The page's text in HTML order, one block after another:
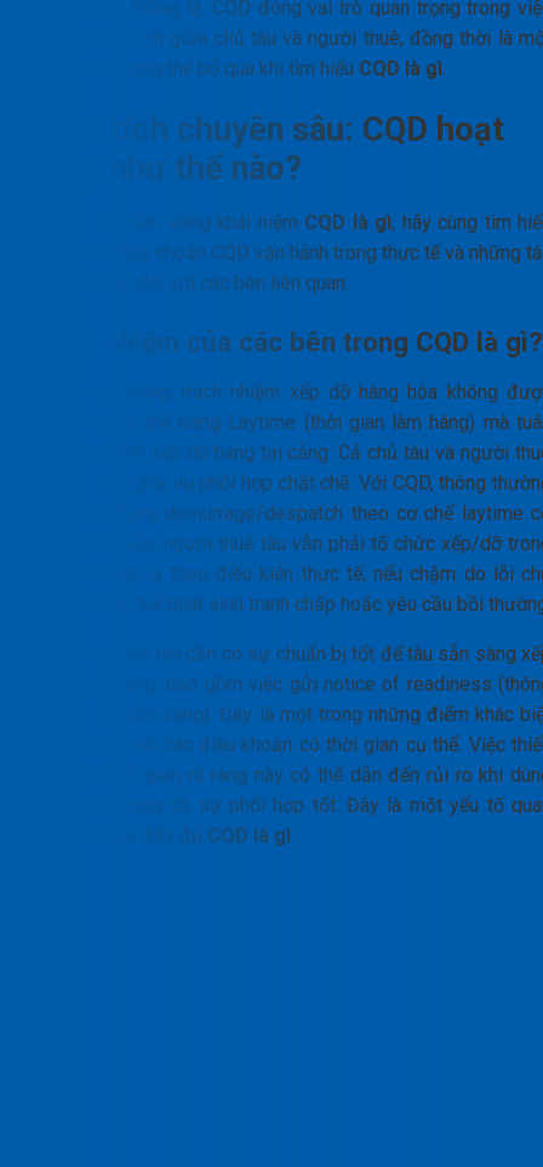
có thể theo thông lệ. CQD đóng vai trò quan trọng trong
cân bằng lợi ích giữa chủ tàu và người thuê, đồng thời là
khía cạnh không thể bỏ qua khi tìm hiểu CQD là gì
Phân tích chuyên sâu: CQD hoạt
động như thế nào?
Sau khi đã nắm vững khái niệm CQD là gì, hãy cùng tìm
cách thức điều khoản CQD vận hành trong thực tế và những
động của nó đối với các bên liên quan.
Trách nhiệm của các bên trong CQD là gì?
Trong hợp đồng, trách nhiệm xếp dỡ hàng hóa không
phân chia cụ thể bằng Laytime (thời gian làm hàng) mà
theo quy định xếp dỡ hàng tại cảng. Cả chủ tàu và người
tàu đều có nghĩa vụ phối hợp chặt chẽ. Với CQD, thông
không áp dụng demurrage/despatch theo cơ chế laytime
định. Tuy nhiên, người thuê tàu vẫn phải tổ chức xếp/dỡ
thời gian hợp lý theo điều kiện thực tế; nếu chậm do lỗi
quan, vẫn có thể phát sinh tranh chấp hoặc yêu cầu bồi
Ngược lại, chủ tàu cần có sự chuẩn bị tốt để tàu sẵn sàng
dỡ khi tới cảng, bao gồm việc gửi notice of readiness
báo tàu đã sẵn sàng). Đây là một trong những điểm khác
lớn nhất so với các điều khoản có thời gian cụ thể. Việc
các mốc thời gian rõ ràng này có thể dẫn đến rủi ro khi
CQD nếu không có sự phối hợp tốt. Đây là một yếu tố
trọng để hiểu đầy đủ CQD là gì